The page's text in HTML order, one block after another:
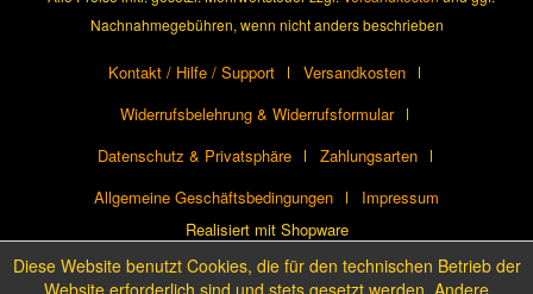
Nachnahmegebühren, wenn nicht anders beschrieben
Kontakt / Hilfe / Support
Versandkosten
Widerrufsbelehrung & Widerrufsformular
Datenschutz & Privatsphäre
Zahlungsarten
Allgemeine Geschäftsbedingungen
Impressum
Realisiert mit Shopware
Diese Website benutzt Cookies, die für den technischen Betrieb der
Website erforderlich sind und stets gesetzt werden. Andere